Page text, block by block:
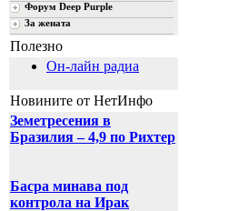
Форум Deep Purple
За жената
Полезно
Он-лайн радиа
Новините от НетИнфо
Земетресения в
Бразилия – 4,9 по Рихтер
Басра минава под
контрола на Ирак